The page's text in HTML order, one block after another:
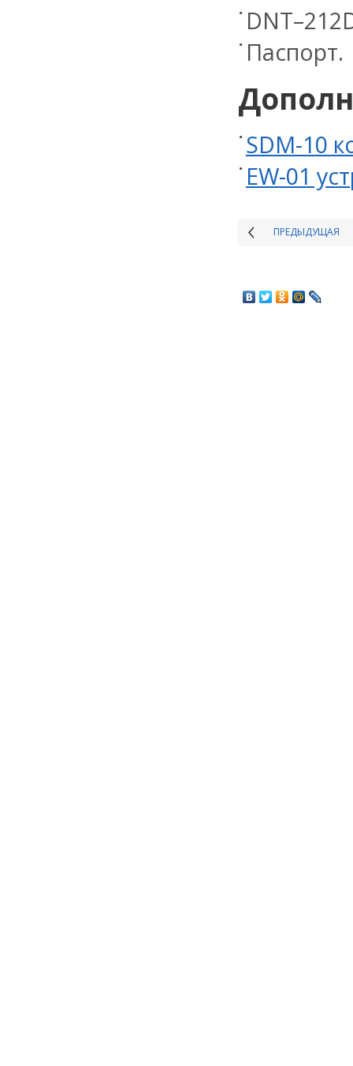
Паспорт.
SDM-10
EW-01
ПРЕДЫДУЩАЯ